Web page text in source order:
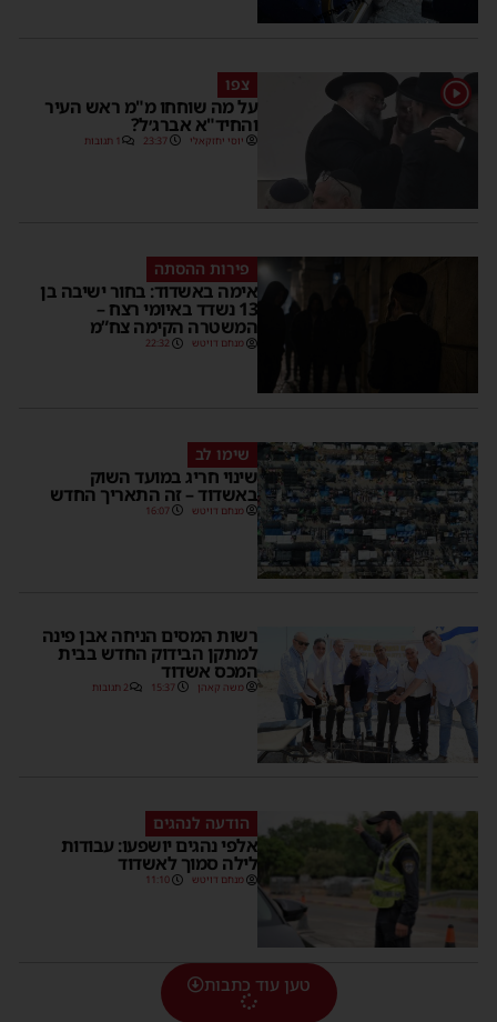
1 צפו
על מה שוחחו מ"מ ראש העיר
והחיד"א אברג׳ל?
יוסי יחזקאלי 23:37 1 תגובות
פירות ההסתה
אימה באשדוד: בחור ישיבה בן
13 נשדד באיומי רצח –
המשטרה הקימה צח”מ
מנחם דויטש 22:32
שימו לב
שינוי חריג במועד השוק
באשדוד – זה התאריך החדש
מנחם דויטש 16:07
רשות המסים הניחה אבן פינה
למתקן הבידוק החדש בבית
המכס אשדוד
משה קאהן 15:37 2 תגובות
הודעה לנהגים
אלפי נהגים יושפעו: עבודות
לילה סמוך לאשדוד
מנחם דויטש 11:10
טען עוד כתבות